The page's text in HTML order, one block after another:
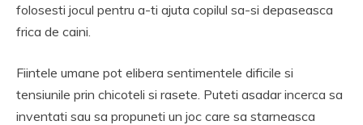
folosesti jocul pentru a-ti ajuta copilul sa-si depaseasca
frica de caini.
Fiintele umane pot elibera sentimentele dificile si
tensiunile prin chicoteli si rasete. Puteti asadar incerca sa
inventati sau sa propuneti un joc care sa starneasca